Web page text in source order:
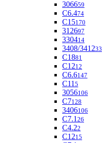
306659
С6.474
С15170
312697
330414
3408/341233
С1881
C1212
С6.6147
C11 5
3056106
С7128
3406106
C7.1 26
C4.22
С1215